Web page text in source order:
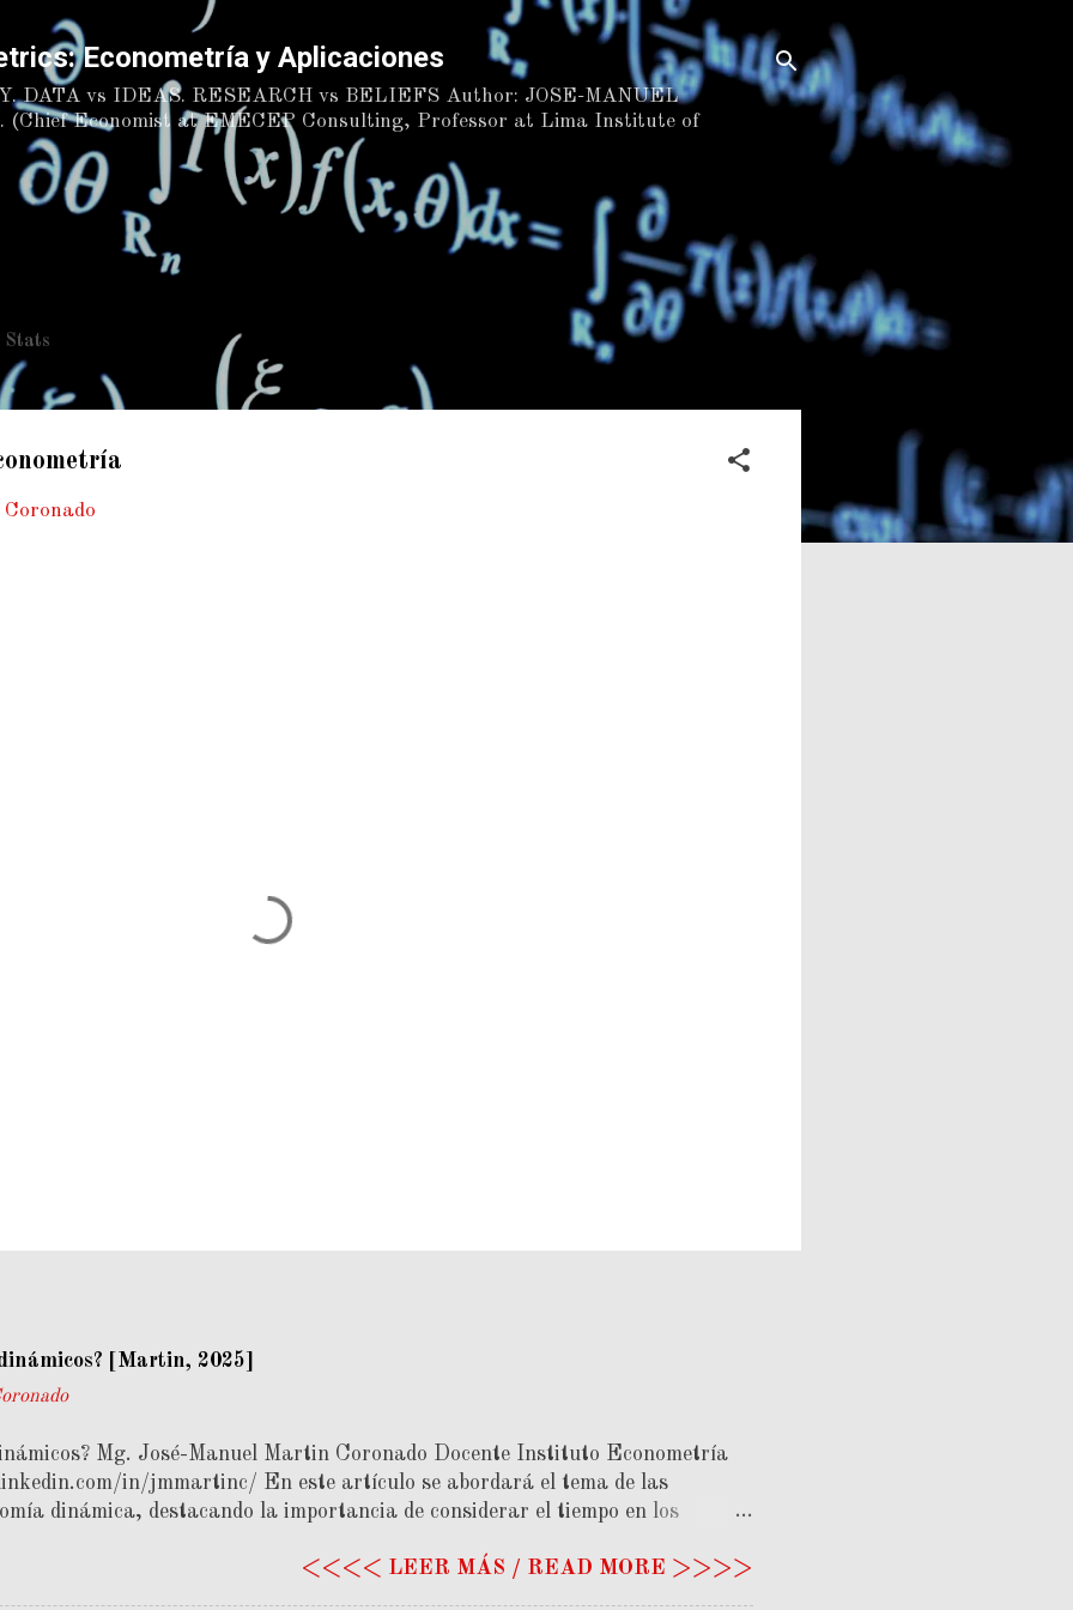
Skip to main content
Econometría y Aplicaciones
DATA vs IDEAS. RESEARCH vs BELIEFS Author: JOSE-MANUEL
(Chief Economist at EMECEP Consulting, Professor at Lima Institute of
Stats
[Martin, 2025]
Mg. José-Manuel Martin Coronado Docente Instituto Econometría
in/jmmartinc/ En este artículo se abordará el tema de las
dinámica, destacando la importancia de considerar el tiempo en los
dos momentos distintos, la economía dinámica requiere ajustes diferentes para
<<<< LEER MÁS / READ MORE >>>>